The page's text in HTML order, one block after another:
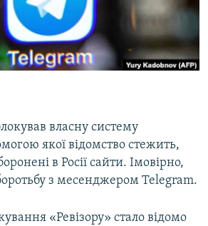
КРИМУ
власну систему
якої відомство стежить,
в Росії сайти. Імовірно,
з месенджером Telegram.
«Ревізору» стало відомо